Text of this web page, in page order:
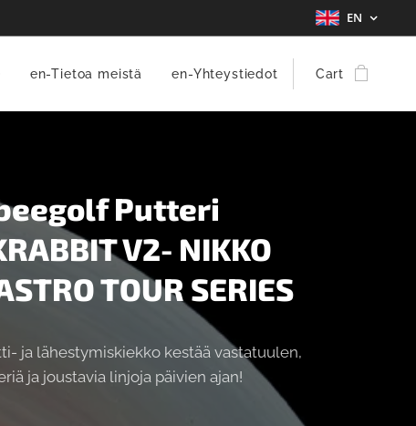
EN
en-Tietoa meistä en-Yhteystiedot Cart
Putteri
V2- NIKKO
TOUR SERIES
ja lähestymiskiekko kestää vastatuulen,
ja joustavia linjoja päivien ajan!